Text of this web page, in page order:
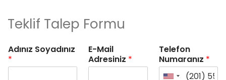
Teklif Talep Formu
Adınız Soyadınız
*
E-Mail
Adresiniz *
Telefon
Numaranız *